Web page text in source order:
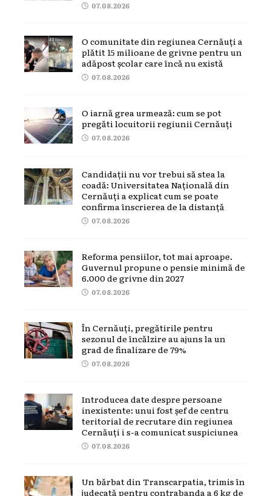
07.08.2026
O comunitate din regiunea Cernăuți a
plătit 15 milioane de grivne pentru un
adăpost școlar care încă nu există
07.08.2026
O iarnă grea urmează: cum se pot
pregăti locuitorii regiunii Cernăuți
07.08.2026
Candidații nu vor trebui să stea la
coadă: Universitatea Națională din
Cernăuți a explicat cum se poate
confirma înscrierea de la distanță
07.08.2026
Reforma pensiilor, tot mai aproape.
Guvernul propune o pensie minimă de
6.000 de grivne din 2027
07.08.2026
În Cernăuți, pregătirile pentru
sezonul de încălzire au ajuns la un
grad de finalizare de 79%
07.08.2026
Introducea date despre persoane
inexistente: unui fost șef de centru
teritorial de recrutare din regiunea
Cernăuți i s-a comunicat suspiciunea
07.08.2026
Un bărbat din Transcarpatia, trimis în
judecată pentru contrabanda a 6 kg de